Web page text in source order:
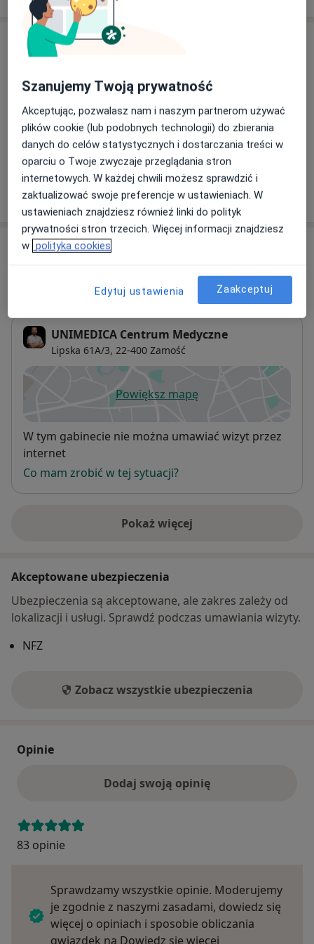
Usługi i ceny
300 zł Szczegóły
USG jąder
150 zł Szczegóły
W jaki sposób ustalane są ceny?
Adresy (3)
UNIMEDICA Centrum Medyczne
Lipska 61A/3, 22-400 Zamość
Powiększ mapęotwiera się w nowej karcie
Dostępność
W tym gabinecie nie można umawiać wizyt przez
internet
Co mam zrobić w tej sytuacji?
Pokaż więcej
o adresie
Akceptowane ubezpieczenia
Ubezpieczenia są akceptowane, ale zakres zależy od
lokalizacji i usługi. Sprawdź podczas umawiania wizyty.
NFZ
Zobacz wszystkie ubezpieczenia
Opinie
Dodaj swoją opinię
83 opinie
Sprawdzamy wszystkie opinie. Moderujemy
je zgodnie z naszymi zasadami, dowiedz się
więcej o opiniach i sposobie obliczania
gwiazdek na Dowiedz się więcej
Szanujemy Twoją prywatność
Akceptując, pozwalasz nam i naszym partnerom używać
plików cookie (lub podobnych technologii) do zbierania
danych do celów statystycznych i dostarczania treści w
oparciu o Twoje zwyczaje przeglądania stron
internetowych. W każdej chwili możesz sprawdzić i
zaktualizować swoje preferencje w ustawieniach. W
ustawieniach znajdziesz również linki do polityk
prywatności stron trzecich. Więcej informacji znajdziesz
w polityka cookies
Edytuj ustawienia Zaakceptuj